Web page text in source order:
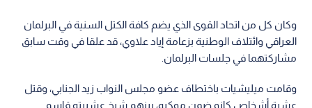
وكان كل من اتحاد القوى الذي يضم كافة الكتل السنية في البرلمان
العراقي وائتلاف الوطنية بزعامة إياد علاوي، قد علقا في وقت سابق
مشاركتهما في جلسات البرلمان.
وقامت ميليشيات باختطاف عضو مجلس النواب زيد الجنابي، وقتل
عشرة أشخاص كانو ضمن موكبه، بينهم شيخ عشيرته قاسم